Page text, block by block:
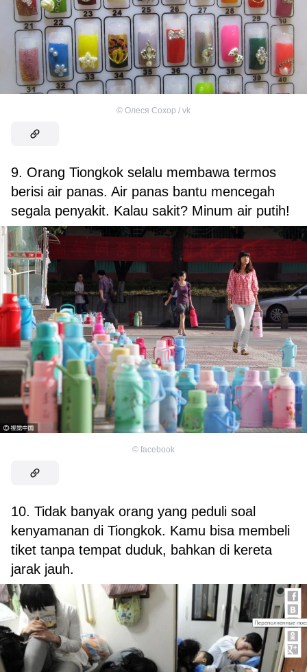
© Олеся Сохор / vk
9. Orang Tiongkok selalu membawa termos
berisi air panas. Air panas bantu mencegah
segala penyakit. Kalau sakit? Minum air putih!
© facebook
10. Tidak banyak orang yang peduli soal
kenyamanan di Tiongkok. Kamu bisa membeli
tiket tanpa tempat duduk, bahkan di kereta
jarak jauh.